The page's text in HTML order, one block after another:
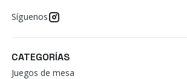
Síguenos
CATEGORÍAS
Juegos de mesa